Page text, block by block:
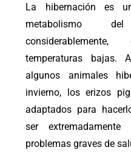
La hibernación es
metabolismo
temperaturas bajas.
algunos animales
invierno, los erizos
adaptados para
ser
problemas graves de